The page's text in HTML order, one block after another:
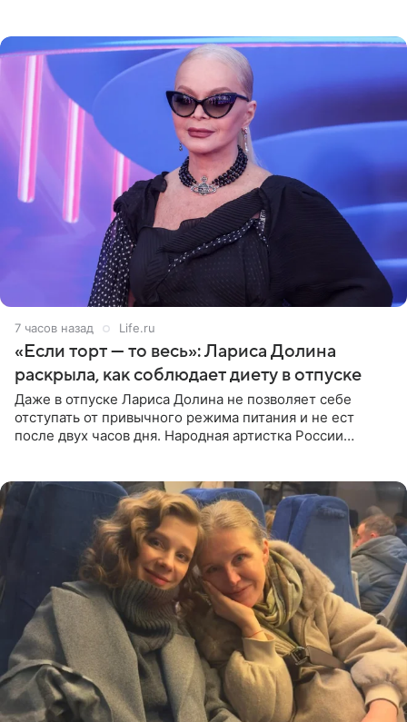
7 часов назад Life.ru
«Если торт — то весь»: Лариса Долина
раскрыла, как соблюдает диету в отпуске
Даже в отпуске Лариса Долина не позволяет себе
отступать от привычного режима питания и не ест
после двух часов дня. Народная артистка России